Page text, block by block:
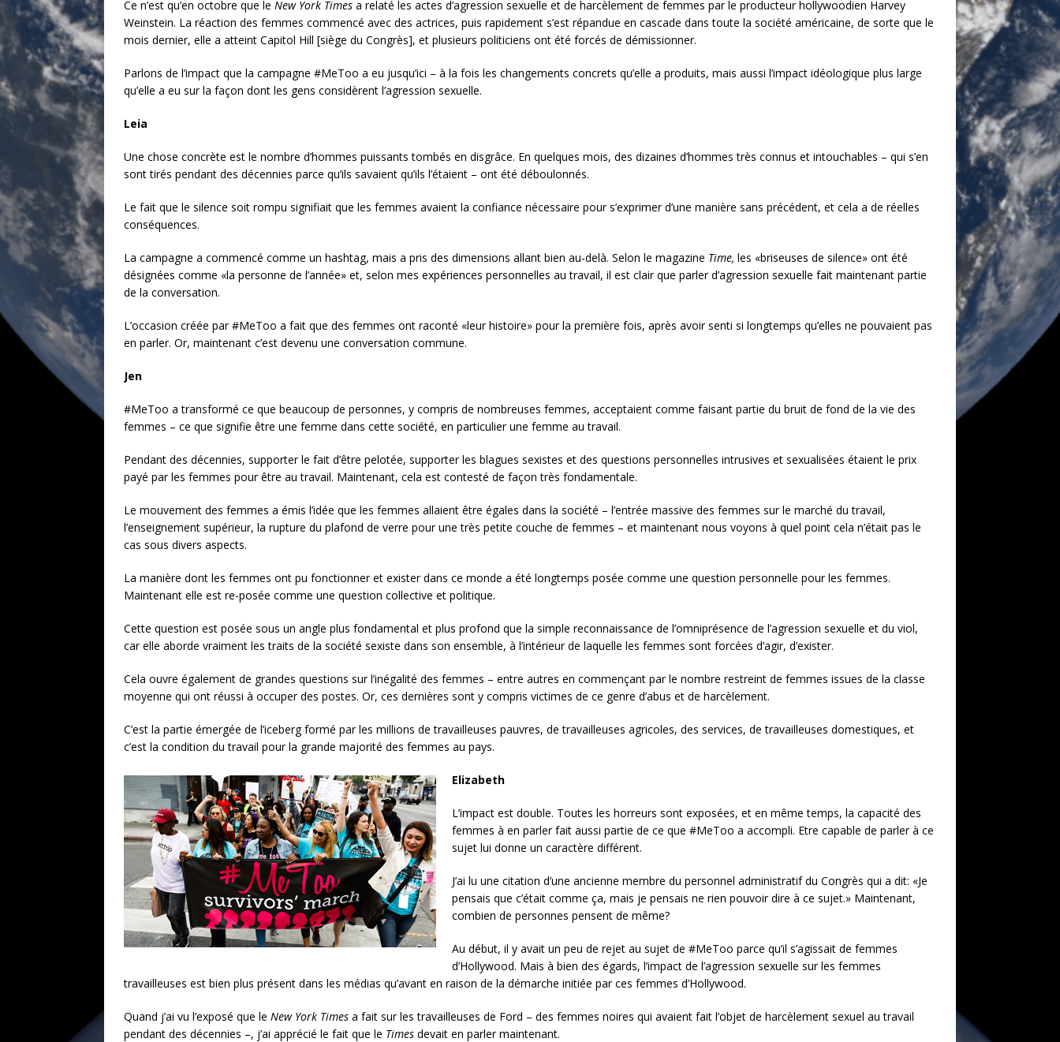
Ce n’est qu’en octobre que le New York Times a relaté les actes d’agression sexuelle et de harcèlement de femmes par le producteur hollywoodien Harvey
Weinstein. La réaction des femmes commencé avec des actrices, puis rapidement s’est répandue en cascade dans toute la société américaine, de sorte que le
mois dernier, elle a atteint Capitol Hill [siège du Congrès], et plusieurs politiciens ont été forcés de démissionner.
Parlons de l’impact que la campagne #MeToo a eu jusqu’ici – à la fois les changements concrets qu’elle a produits, mais aussi l’impact idéologique plus large
qu’elle a eu sur la façon dont les gens considèrent l’agression sexuelle.
Leia
Une chose concrète est le nombre d’hommes puissants tombés en disgrâce. En quelques mois, des dizaines d’hommes très connus et intouchables – qui s’en
sont tirés pendant des décennies parce qu’ils savaient qu’ils l’étaient – ont été déboulonnés.
Le fait que le silence soit rompu signifiait que les femmes avaient la confiance nécessaire pour s’exprimer d’une manière sans précédent, et cela a de réelles
conséquences.
La campagne a commencé comme un hashtag, mais a pris des dimensions allant bien au-delà. Selon le magazine Time, les «briseuses de silence» ont été
désignées comme «la personne de l’année» et, selon mes expériences personnelles au travail, il est clair que parler d’agression sexuelle fait maintenant partie
de la conversation.
L’occasion créée par #MeToo a fait que des femmes ont raconté «leur histoire» pour la première fois, après avoir senti si longtemps qu’elles ne pouvaient pas
en parler. Or, maintenant c’est devenu une conversation commune.
Jen
#MeToo a transformé ce que beaucoup de personnes, y compris de nombreuses femmes, acceptaient comme faisant partie du bruit de fond de la vie des
femmes – ce que signifie être une femme dans cette société, en particulier une femme au travail.
Pendant des décennies, supporter le fait d’être pelotée, supporter les blagues sexistes et des questions personnelles intrusives et sexualisées étaient le prix
payé par les femmes pour être au travail. Maintenant, cela est contesté de façon très fondamentale.
Le mouvement des femmes a émis l’idée que les femmes allaient être égales dans la société – l’entrée massive des femmes sur le marché du travail,
l’enseignement supérieur, la rupture du plafond de verre pour une très petite couche de femmes – et maintenant nous voyons à quel point cela n’était pas le
cas sous divers aspects.
La manière dont les femmes ont pu fonctionner et exister dans ce monde a été longtemps posée comme une question personnelle pour les femmes.
Maintenant elle est re-posée comme une question collective et politique.
Cette question est posée sous un angle plus fondamental et plus profond que la simple reconnaissance de l’omniprésence de l’agression sexuelle et du viol,
car elle aborde vraiment les traits de la société sexiste dans son ensemble, à l’intérieur de laquelle les femmes sont forcées d’agir, d’exister.
Cela ouvre également de grandes questions sur l’inégalité des femmes – entre autres en commençant par le nombre restreint de femmes issues de la classe
moyenne qui ont réussi à occuper des postes. Or, ces dernières sont y compris victimes de ce genre d’abus et de harcèlement.
C’est la partie émergée de l’iceberg formé par les millions de travailleuses pauvres, de travailleuses agricoles, des services, de travailleuses domestiques, et
c’est la condition du travail pour la grande majorité des femmes au pays.
Elizabeth
L’impact est double. Toutes les horreurs sont exposées, et en même temps, la capacité des
femmes à en parler fait aussi partie de ce que #MeToo a accompli. Etre capable de parler à ce
sujet lui donne un caractère différent.
J’ai lu une citation d’une ancienne membre du personnel administratif du Congrès qui a dit: «Je
pensais que c’était comme ça, mais je pensais ne rien pouvoir dire à ce sujet.» Maintenant,
combien de personnes pensent de même?
Au début, il y avait un peu de rejet au sujet de #MeToo parce qu’il s’agissait de femmes
d’Hollywood. Mais à bien des égards, l’impact de l’agression sexuelle sur les femmes
travailleuses est bien plus présent dans les médias qu’avant en raison de la démarche initiée par ces femmes d’Hollywood.
Quand j’ai vu l’exposé que le New York Times a fait sur les travailleuses de Ford – des femmes noires qui avaient fait l’objet de harcèlement sexuel au travail
pendant des décennies –, j’ai apprécié le fait que le Times devait en parler maintenant.